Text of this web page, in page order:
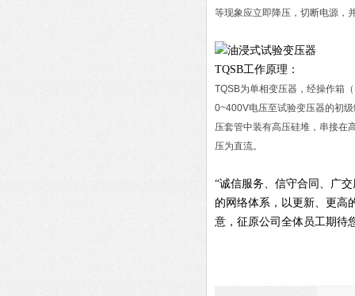
等现象应立即降压，切断电源，
TQSB工作原理：
TQSB为单相变压器，经操作箱
0~400V电压至试验变压器的初
压套管中装有高压硅堆，串接在
压为直流。
“诚信服务、信守合同、广
的网络体系，以更新、更高
意，征原公司全体员工期待